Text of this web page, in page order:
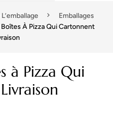
Emballages
Boîtes À Pizza Qui Cartonnent
à Pizza Qui